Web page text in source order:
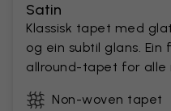
Satin
Klassisk tapet med
og ein subtil glans. Ein
allround-tapet for alle
Non-woven tapet